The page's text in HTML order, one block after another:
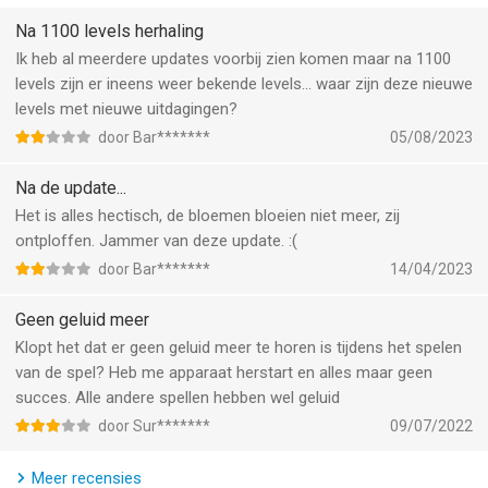
reeks knoppen van dezelfde kleur of laat bloemen bloeien
naast een grote knop. Als de teller op nul staat, knalt de knop!
*Verzamel bloemen-modus: laat achtereenvolgens bloemen
met bepaalde kleuren bloeien.
● Eenvoudig en leuk om te spelen, maar lastig om helemaal
onder de knie te krijgen
houden!
• Eenvoudige synchronisatie van het spel op verschillende
apparaten en volledige spelfuncties ontgrendelen als je een
internetverbinding hebt
Ben je al fan van Blossom Blast Saga? Vind ons leuk op
Facebook of volg ons via Twitter voor het laatste nieuws:
facebook.com/BlossomBlastSaga
twitter.com/blossomblast
gespeeld ENORM BEDANKEN!
Na 1100 levels herhaling
Ik heb al meerdere updates voorbij zien komen maar na 1100
levels zijn er ineens weer bekende levels... waar zijn deze nieuwe
levels met nieuwe uitdagingen?
door Bar******* 05/08/2023
Na de update...
Het is alles hectisch, de bloemen bloeien niet meer, zij
ontploffen. Jammer van deze update. :(
door Bar******* 14/04/2023
Geen geluid meer
Klopt het dat er geen geluid meer te horen is tijdens het spelen
van de spel? Heb me apparaat herstart en alles maar geen
succes. Alle andere spellen hebben wel geluid
door Sur******* 09/07/2022
Meer recensies